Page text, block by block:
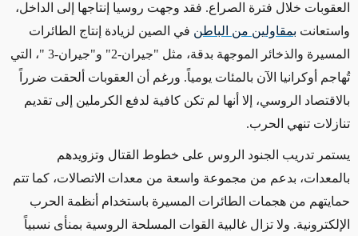
العقوبات خلال فترة الصراع. فقد وجهت روسيا إنتاجها إلى الداخل،
واستعانت بمقاولين من الباطنفي الصين لزيادة إنتاج الطائرات
المسيرة والذخائر الموجهة بدقة، مثل "جيران-2" و"جيران-3 "، التي
تُهاجم أوكرانيا الآن بالمئات يومياً. ورغم أن العقوبات ألحقت ضرراً
بالاقتصاد الروسي، إلا أنها لم تكن كافية لدفع الكرملين إلى تقديم
تنازلات تنهي الحرب.
يستمر تدريب الجنود الروس على خطوط القتال وتزويدهم
بالمعدات، بدعم من مجموعة واسعة من معدات الاتصالات، كما تتم
حمايتهم من هجمات الطائرات المسيرة باستخدام أنظمة الحرب
الإلكترونية. ولا تزال غالبية القوات المسلحة الروسية بمنأى نسبياً